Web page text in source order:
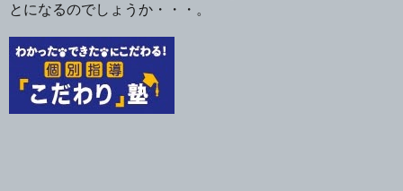
とになるのでしょうか・・・。